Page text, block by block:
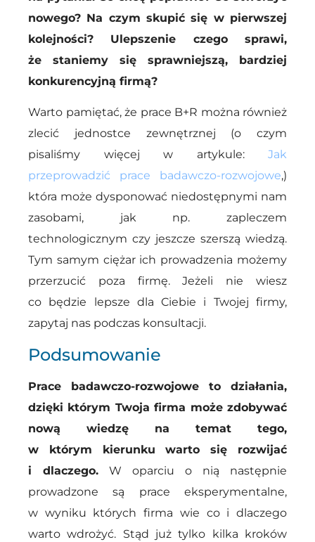
nowego? Na czym skupić się w pierwszej
kolejności? Ulepszenie czego sprawi,
że staniemy się sprawniejszą, bardziej
konkurencyjną firmą?
Warto pamiętać, że prace B+R można również
zlecić jednostce zewnętrznej (o czym
pisaliśmy więcej w artykule: Jak
przeprowadzić prace badawczo-rozwojowe,)
która może dysponować niedostępnymi nam
zasobami, jak np. zapleczem
technologicznym czy jeszcze szerszą wiedzą.
Tym samym ciężar ich prowadzenia możemy
przerzucić poza firmę. Jeżeli nie wiesz
co będzie lepsze dla Ciebie i Twojej firmy,
zapytaj nas podczas konsultacji.
Podsumowanie
Prace badawczo-rozwojowe to działania,
dzięki którym Twoja firma może zdobywać
nową wiedzę na temat tego,
w którym kierunku warto się rozwijać
i dlaczego. W oparciu o nią następnie
prowadzone są prace eksperymentalne,
w wyniku których firma wie co i dlaczego
warto wdrożyć. Stąd już tylko kilka kroków